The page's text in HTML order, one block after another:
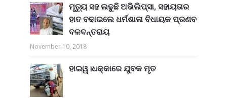
ମୃତ୍ୟୁ ସହ ଲଢୁଛି ଅଭିଲିପ୍ସା, ସହାୟତାର
ହାତ ବଢାଇଲେ ଧର୍ମଶାଳା ବିଧାୟକ ପ୍ରଣବ
ବଳବନ୍ତରାୟ
November 10, 2018
ହାଇୱ।ଧକ୍କାରେ ଯୁବକ ମୃତ